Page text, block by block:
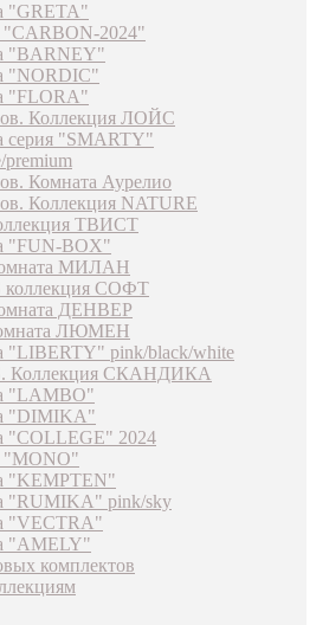
"GRETA"
2024"
"BARNEY"
"NORDIC"
"FLORA"
Коллекция ЛОЙС
серия "SMARTY"
Комната Аурелио
Коллекция NATURE
ТВИСТ
"FUN-BOX"
МИЛАН
коллекция СОФТ
ДЕНВЕР
ЛЮМЕН
"LIBERTY" pink/black/white
Коллекция СКАНДИКА
"LAMBO"
"DIMIKA"
"COLLEGE" 2024
"MONO"
"KEMPTEN"
"RUMIKA" pink/sky
"VECTRA"
"AMELY"
комплектов